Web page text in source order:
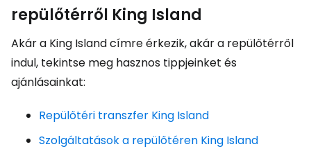
repülőtérről King Island
Akár a King Island címre érkezik, akár a repülőtérről
indul, tekintse meg hasznos tippjeinket és
ajánlásainkat:
Repülőtéri transzfer King Island
Szolgáltatások a repülőtéren King Island